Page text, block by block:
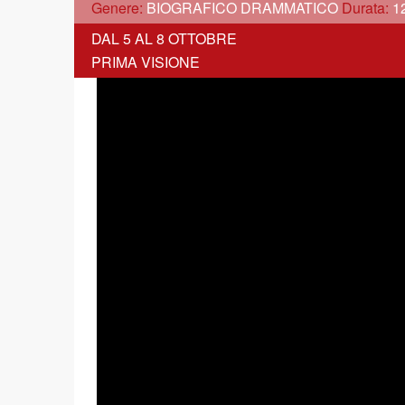
Genere: BIOGRAFICO DRAMMATICO Durata:
DAL 5 AL 8 OTTOBRE
PRIMA VISIONE